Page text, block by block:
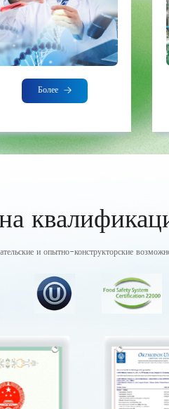
Более
и опытно-конструкторские